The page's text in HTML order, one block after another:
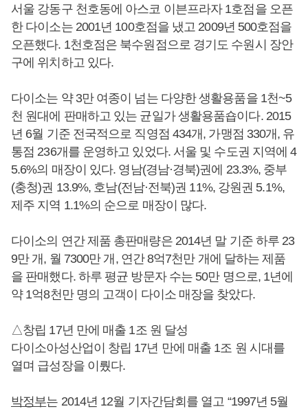
서울 강동구 천호동에 아스코 이븐프라자 1호점을 오픈
한 다이소는 2001년 100호점을 냈고 2009년 500호점을
오픈했다. 1천호점은 북수원점으로 경기도 수원시 장안
구에 위치하고 있다.
다이소는 약 3만 여종이 넘는 다양한 생활용품을 1천~5
천 원대에 판매하고 있는 균일가 생활용품숍이다. 2015
년 6월 기준 전국적으로 직영점 434개, 가맹점 330개, 유
통점 236개를 운영하고 있었다. 서울 및 수도권 지역에 4
5.6%의 매장이 있다. 영남(경남·경북)권에 23.3%, 중부
(충청)권 13.9%, 호남(전남·전북)권 11%, 강원권 5.1%,
제주 지역 1.1%의 순으로 매장이 많다.
다이소의 연간 제품 총판매량은 2014년 말 기준 하루 23
9만 개, 월 7300만 개, 연간 8억7천만 개에 달하는 제품
을 판매했다. 하루 평균 방문자 수는 50만 명으로, 1년에
약 1억8천만 명의 고객이 다이소 매장을 찾았다.
△창립 17년 만에 매출 1조 원 달성
다이소아성산업이 창립 17년 만에 매출 1조 원 시대를
열며 급성장을 이뤘다.
박정부는 2014년 12월 기자간담회를 열고 “1997년 5월